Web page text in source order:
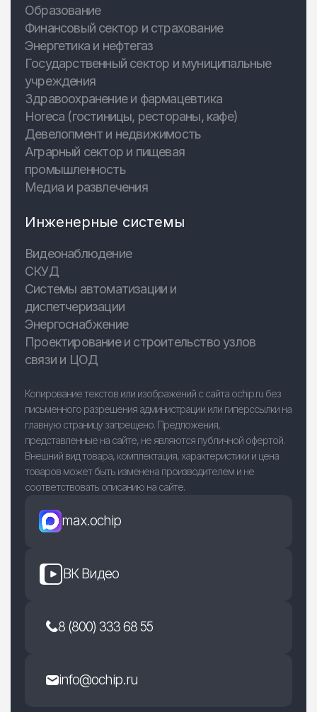
Образование
Финансовый сектор и страхование
Энергетика и нефтегаз
Государственный сектор и муниципальные
учреждения
Здравоохранение и фармацевтика
Horeca (гостиницы, рестораны, кафе)
Девелопмент и недвижимость
Аграрный сектор и пищевая
промышленность
Медиа и развлечения
Инженерные системы
Видеонаблюдение
СКУД
Системы автоматизации и
диспетчеризации
Энергоснабжение
Проектирование и строительство узлов
связи и ЦОД
Копирование текстов или изображений с сайта ochip.ru без
письменного разрешения администрации или гиперссылки на
главную страницу запрещено. Предложения,
представленные на сайте, не являются публичной офертой.
Внешний вид товара, комплектация, характеристики и цена
товаров может быть изменена производителем и не
соответствовать описанию на сайте.
max.ochip
ВК Видео
8 (800) 333 68 55
info@ochip.ru